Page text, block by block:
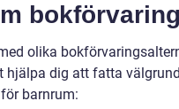
olika
dig att fatta
barnrum: